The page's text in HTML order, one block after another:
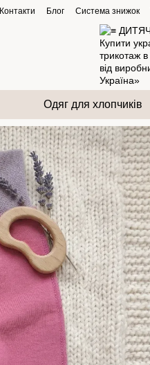
Контакти Блог Система знижок
Одяг для хлопчиків